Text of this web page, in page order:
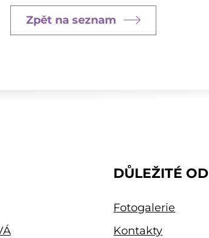
Zpět na seznam
DŮLEŽITÉ
Fotogalerie
Kontakty